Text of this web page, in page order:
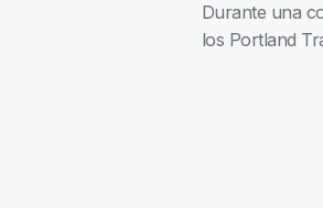
Durante una
los Portland